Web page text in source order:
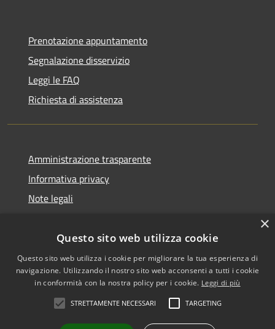
Prenotazione appuntamento
Segnalazione disservizio
Leggi le FAQ
Richiesta di assistenza
Amministrazione trasparente
Informativa privacy
Note legali
Accessibilità
Copyright © 2026 • Comune di
Municipium•Accesso
redazione
×
Questo sito web utilizza cookie
Questo sito web utilizza i cookie per migliorare la tua esperienza di
navigazione. Utilizzando il nostro sito web acconsenti a tutti i cookie
in conformità con la nostra policy per i cookie. Leggi di più
STRETTAMENTE NECESSARI TARGETING